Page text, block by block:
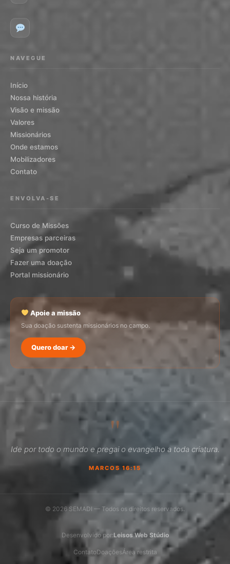
NAVEGUE
Início
Nossa história
Visão e missão
Valores
Missionários
Onde estamos
Mobilizadores
Contato
ENVOLVA-SE
Curso de Missões
Empresas parceiras
Seja um promotor
Fazer uma doação
Portal missionário
Apoie a missão
Sua doação sustenta missionários no campo.
Quero doar →
"
Ide por todo o mundo e pregai o evangelho a toda criatura.
MARCOS 16:15
© 2026 SEMADI — Todos os direitos reservados.
Desenvolvido por:Leisos Web Stúdio
ContatoDoaçõesÁrea restrita
Como ser um promotor?
Outro assunto